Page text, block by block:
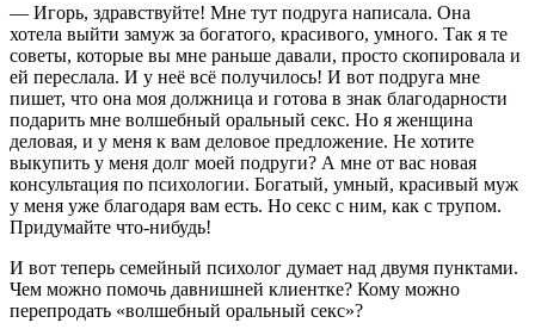
— Игорь, здравствуйте! Мне тут подруга написала. Она
хотела выйти замуж за богатого, красивого, умного. Так я те
советы, которые вы мне раньше давали, просто скопировала и
ей переслала. И у неё всё получилось! И вот подруга мне
пишет, что она моя должница и готова в знак благодарности
подарить мне волшебный оральный секс. Но я женщина
деловая, и у меня к вам деловое предложение. Не хотите
выкупить у меня долг моей подруги? А мне от вас новая
консультация по психологии. Богатый, умный, красивый муж
у меня уже благодаря вам есть. Но секс с ним, как с трупом.
Придумайте что-нибудь!
И вот теперь семейный психолог думает над двумя пунктами.
Чем можно помочь давнишней клиентке? Кому можно
перепродать «волшебный оральный секс»?